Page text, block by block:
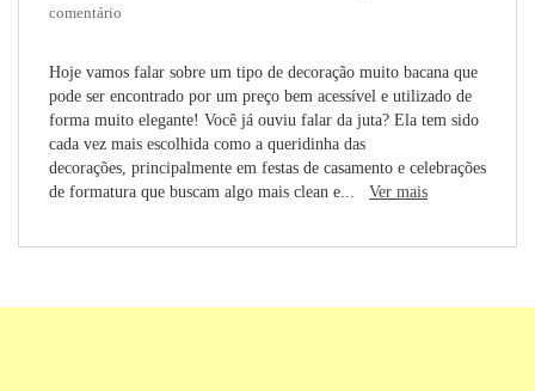
comentário
Hoje vamos falar sobre um tipo de decoração muito bacana que
pode ser encontrado por um preço bem acessível e utilizado de
forma muito elegante! Você já ouviu falar da juta? Ela tem sido
cada vez mais escolhida como a queridinha das
decorações, principalmente em festas de casamento e celebrações
de formatura que buscam algo mais clean e... Ver mais